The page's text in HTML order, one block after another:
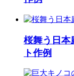
桜舞う日本
ト作例